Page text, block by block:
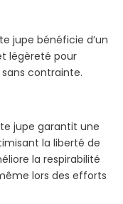
jupe bénéficie d’un
légèreté pour
contrainte.
jupe garantit une
la liberté de
la respirabilité
lors des efforts